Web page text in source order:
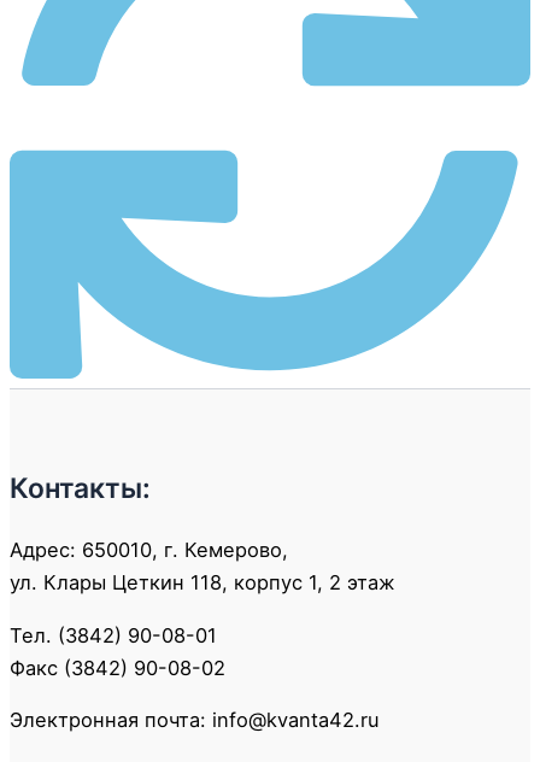
Контакты:
Адрес: 650010, г. Кемерово,
ул. Клары Цеткин 118, корпус 1, 2 этаж
Тел. (3842) 90-08-01
Факс (3842) 90-08-02
Электронная почта: info@kvanta42.ru